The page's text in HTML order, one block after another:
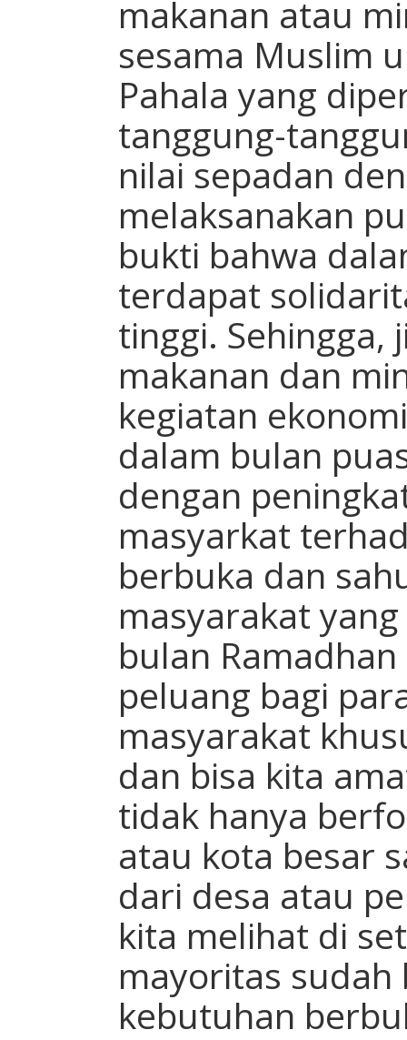
makanan atau
sesama Muslim
Pahala yang
tanggung-
nilai sepadan
melaksanakan
bukti bahwa
terdapat
tinggi. Sehingga,
makanan dan
kegiatan
dalam bulan
dengan
masyarkat
berbuka dan
masyarakat
bulan
peluang bagi
masyarakat
dan bisa kita
tidak hanya
atau kota besar
dari desa atau
kita melihat di
mayoritas
kebutuhan